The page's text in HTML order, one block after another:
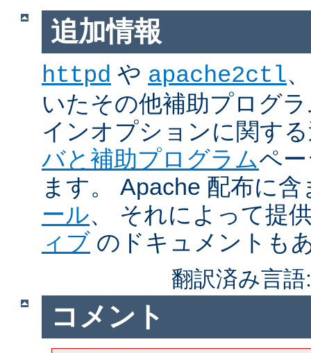
追加情報
httpd や apache2ctl
いたその他補助プログ
インオプションに関す
バと補助プログラムペ
ます。 Apache 配布に
ール、 それによって提
ィブ のドキュメントも
翻訳済み言
コメント